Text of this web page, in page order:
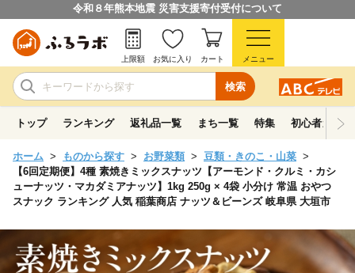
令和８年熊本地震 災害支援寄付受付について
検索
上限額 お気に入り カート メニュー
トップ ランキング 返礼品一覧 まち一覧 特集 初心者ガイド
ホーム ものから探す お野菜類
豆類・きのこ・山菜
【6回定期便】4種 素焼きミックスナッツ【アーモンド・クルミ・カシ
ューナッツ・マカダミアナッツ】1kg 250g × 4袋 小分け 常温 おやつ
スナック ランキング 人気 稲葉商店 ナッツ＆ビーンズ 岐阜県 大垣市